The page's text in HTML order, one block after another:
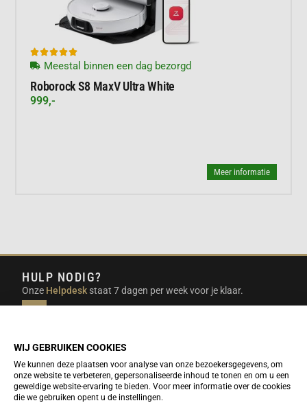

Meestal binnen een dag bezorgd
Roborock S8 MaxV Ultra White
999,-
Meer informatie
HULP NODIG?
Onze Helpdesk staat 7 dagen per week voor je klaar.
beantwoorden.
NIEUWSBRIEF
Meld je nu gratis aan voor de DTS-Nieuwsbrief en ontvang het
WIJ GEBRUIKEN COOKIES
We kunnen deze plaatsen voor analyse van onze bezoekersgegevens, om
onze website te verbeteren, gepersonaliseerde inhoud te tonen en om u een
geweldige website-ervaring te bieden. Voor meer informatie over de cookies
die we gebruiken opent u de instellingen.